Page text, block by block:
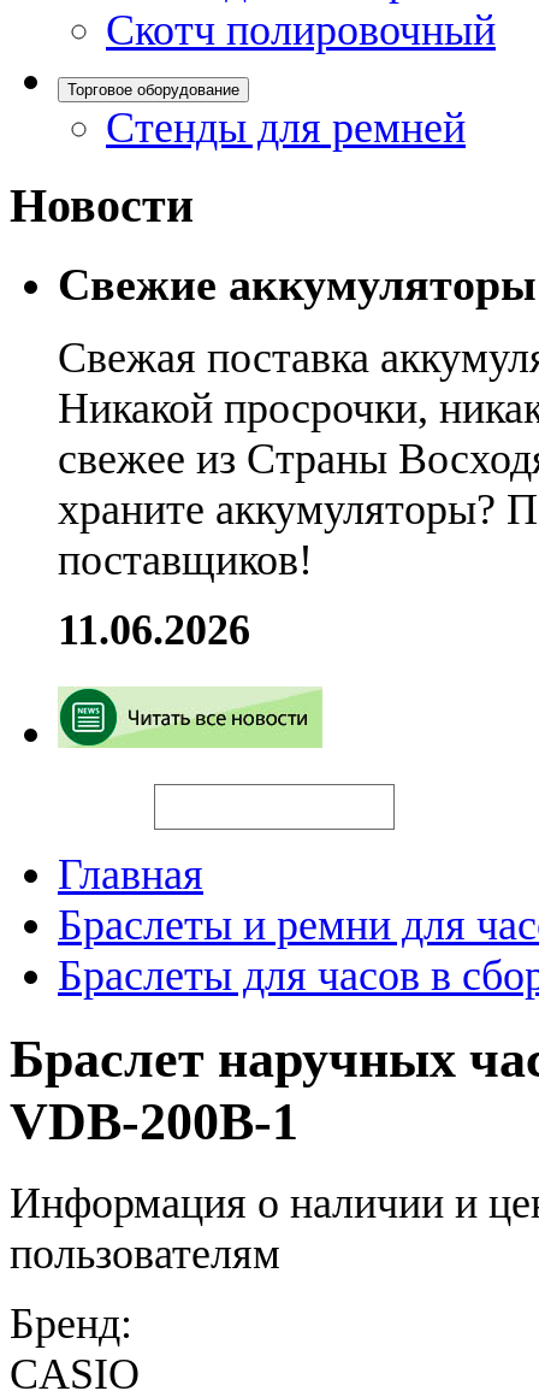
Скотч полировочный
Торговое оборудование
Стенды для ремней
Новости
Свежие
Свежая поставка
Никакой просрочки,
свежее из Страны
храните аккумуляторы?
поставщиков!
11.06.2026
Главная
Браслеты и ремни для
Браслеты для часов в
Браслет наручных
VDB-200B-1
Информация о наличии и
пользователям
Бренд:
CASIO